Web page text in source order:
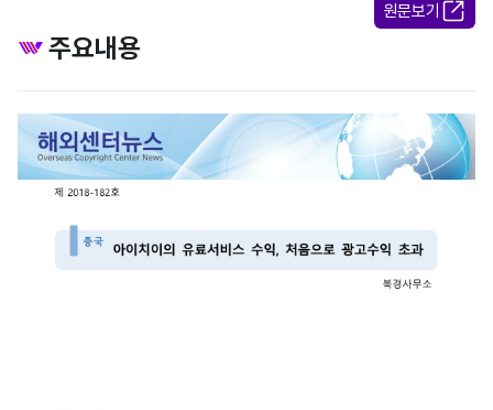
원문보기
주요내용